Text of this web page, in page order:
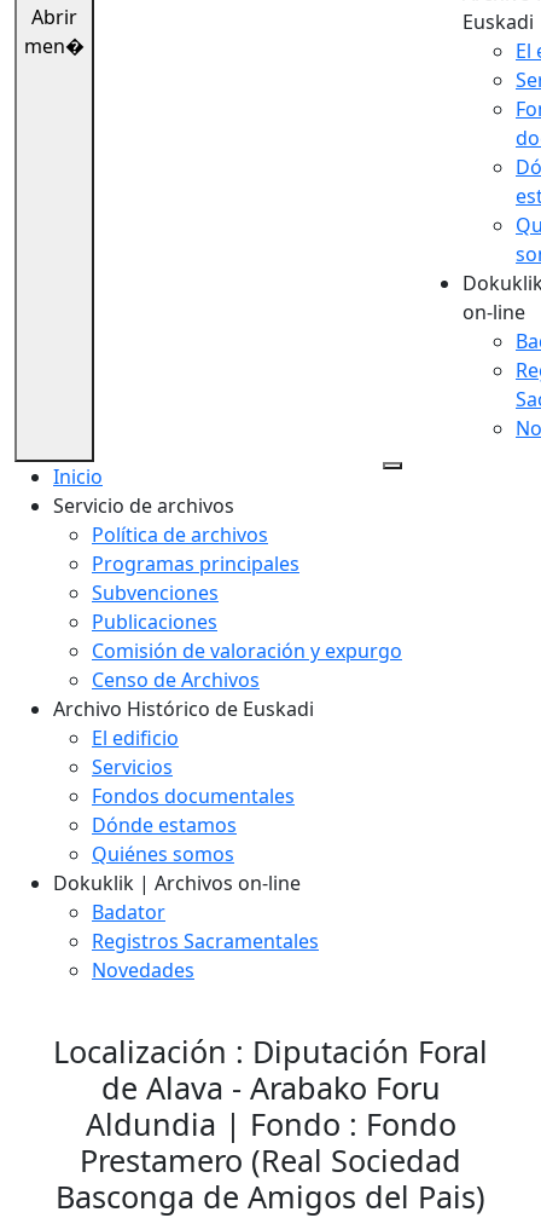
Abrir
men�
Euskadi
El
on-line
Inicio
Servicio de archivos
Política de archivos
Programas principales
Subvenciones
Publicaciones
Comisión de valoración y expurgo
Censo de Archivos
Archivo Histórico de Euskadi
El edificio
Servicios
Fondos documentales
Dónde estamos
Quiénes somos
Dokuklik | Archivos on-line
Badator
Registros Sacramentales
Novedades
Localización : Diputación Foral
de Alava - Arabako Foru
Aldundia | Fondo : Fondo
Prestamero (Real Sociedad
Basconga de Amigos del Pais)